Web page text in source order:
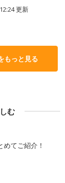
更新
もっと見る
む
てご紹介！